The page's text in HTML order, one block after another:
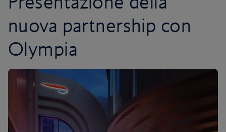
nuova partnership con
Olympia